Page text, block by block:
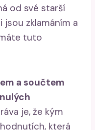
od své starší
zklamáním a
tuto
a součtem
je, že kým
která